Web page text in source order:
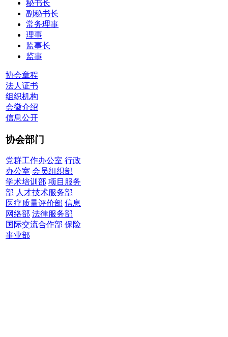
秘书长
副秘书长
常务理事
理事
监事长
监事
协会章程
法人证书
组织机构
会徽介绍
信息公开
协会部门
党群工作办公室 行政
办公室 会员组织部
学术培训部 项目服务
部 人才技术服务部
医疗质量评价部 信息
网络部 法律服务部
国际交流合作部 保险
事业部